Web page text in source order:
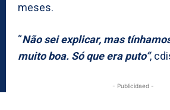
meses.
“Não sei explicar, mas
muito boa. Só que era puto“,
- Publicidaed -